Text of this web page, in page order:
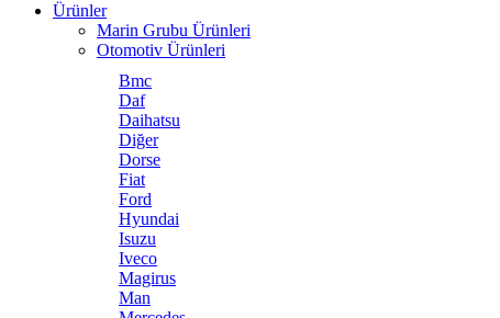
Ürünler
Marin Grubu Ürünleri
Otomotiv Ürünleri
Bmc
Daf
Daihatsu
Diğer
Dorse
Fiat
Ford
Hyundai
Isuzu
Iveco
Magirus
Man